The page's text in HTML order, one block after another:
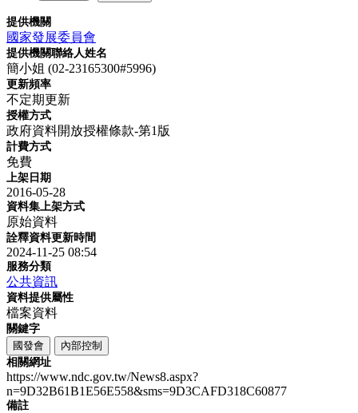
提供機關
國家發展委員會
提供機關聯絡人姓名
簡小姐 (02-23165300#5996)
更新頻率
不定期更新
授權方式
政府資料開放授權條款-第1版
計費方式
免費
上架日期
2016-05-28
資料集上架方式
原始資料
詮釋資料更新時間
2024-11-25 08:54
服務分類
公共資訊
資料提供屬性
檔案資料
關鍵字
國發會
內部控制
相關網址
https://www.ndc.gov.tw/News8.aspx?
n=9D32B61B1E56E558&sms=9D3CAFD318C60877
備註